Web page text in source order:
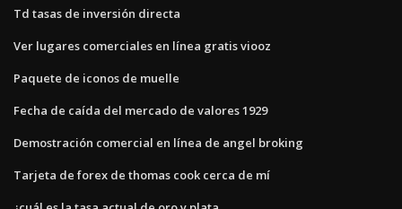
Td tasas de inversión directa
Ver lugares comerciales en línea gratis viooz
Paquete de iconos de muelle
Fecha de caída del mercado de valores 1929
Demostración comercial en línea de angel broking
Tarjeta de forex de thomas cook cerca de mí